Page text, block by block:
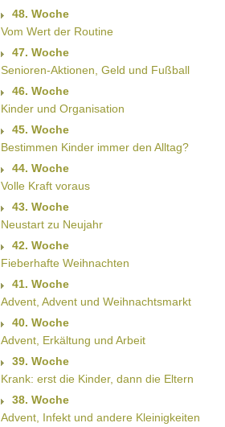
48. Woche
Vom Wert der Routine
47. Woche
Senioren-Aktionen, Geld und Fußball
46. Woche
Kinder und Organisation
45. Woche
Bestimmen Kinder immer den Alltag?
44. Woche
Volle Kraft voraus
43. Woche
Neustart zu Neujahr
42. Woche
Fieberhafte Weihnachten
41. Woche
Advent, Advent und Weihnachtsmarkt
40. Woche
Advent, Erkältung und Arbeit
39. Woche
Krank: erst die Kinder, dann die Eltern
38. Woche
Advent, Infekt und andere Kleinigkeiten